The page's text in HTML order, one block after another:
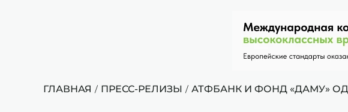
ГЛАВНАЯ / ПРЕСС-РЕЛИЗЫ / АТФБАНК И ФОНД «ДАМУ»